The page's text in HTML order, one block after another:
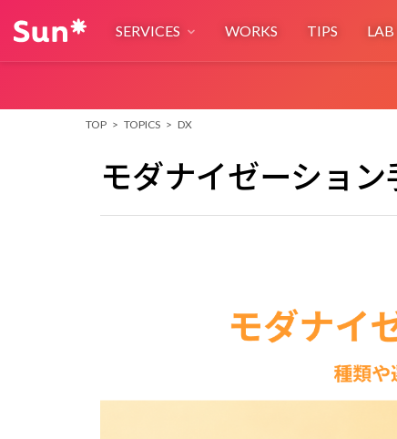
SERVICES
Digital Creative Studio
事業構想からデザイン・開発・運用までを一気通貫で支援
Creative & Engineering
Sun*
Sun*独自
WORKS TIPS LAB
TOP > TOPICS > DX
モダナイゼーショ